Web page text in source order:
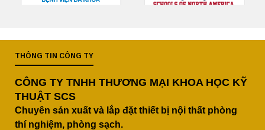
THÔNG TIN CÔNG TY
CÔNG TY TNHH THƯƠNG MẠI KHOA HỌC KỸ
THUẬT SCS
Chuyên sản xuất và lắp đặt thiết bị nội thất phòng
thí nghiệm, phòng sạch.